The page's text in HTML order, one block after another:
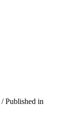
/Published in